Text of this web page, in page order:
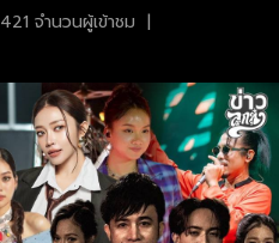
421 จำนวนผู้เข้าชม |